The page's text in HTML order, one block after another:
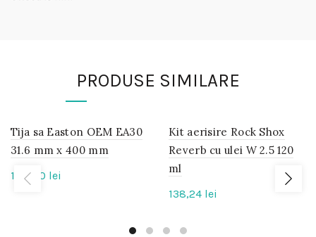
PRODUSE SIMILARE
IN
STOC
Tija sa Easton OEM EA30
31.6 mm x 400 mm
100,00 lei
IN
STOC
Kit aerisire Rock Shox
Reverb cu ulei W 2.5 120
ml
138,24 lei